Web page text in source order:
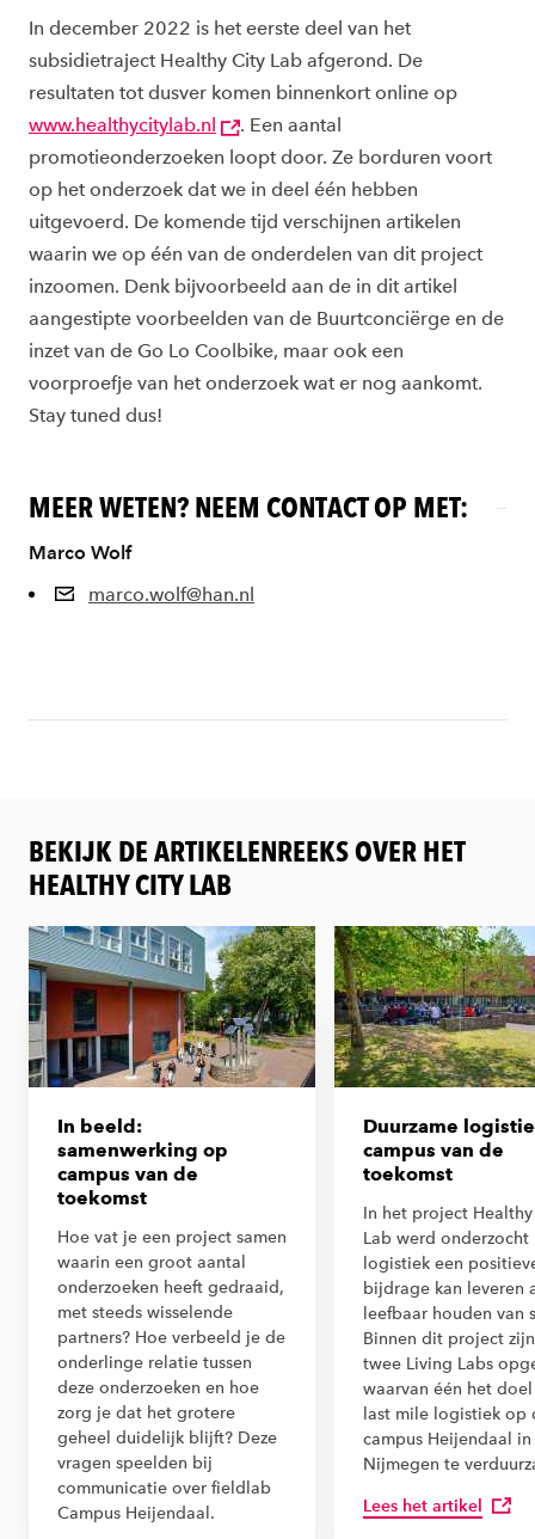
In december 2022 is het eerste deel van het
subsidietraject Healthy City Lab afgerond. De
resultaten tot dusver komen binnenkort online op
www.healthycitylab.nl
. Een aantal
promotieonderzoeken loopt door. Ze borduren voort
op het onderzoek dat we in deel één hebben
uitgevoerd. De komende tijd verschijnen artikelen
waarin we op één van de onderdelen van dit project
inzoomen. Denk bijvoorbeeld aan de in dit artikel
aangestipte voorbeelden van de Buurtconciërge en de
inzet van de Go Lo Coolbike, maar ook een
voorproefje van het onderzoek wat er nog aankomt.
Stay tuned dus!
MEER WETEN? NEEM CONTACT OP MET:
Marco Wolf
marco.wolf@han.nl
BEKIJK DE ARTIKELENREEKS OVER HET
HEALTHY CITY LAB
In beeld:
samenwerking op
campus van de
toekomst
Hoe vat je een project samen
waarin een groot aantal
onderzoeken heeft gedraaid,
met steeds wisselende
partners? Hoe verbeeld je de
onderlinge relatie tussen
deze onderzoeken en hoe
zorg je dat het grotere
geheel duidelijk blijft? Deze
vragen speelden bij
communicatie over fieldlab
Campus Heijendaal.
Duurzame
campus van de
toekomst
In het project
Lab werd onderzocht
logistiek een
bijdrage kan leveren
leefbaar houden van
Binnen dit project
twee Living Labs
waarvan één het
last mile logistiek op
campus Heijendaal in
Nijmegen te
Lees het artikel